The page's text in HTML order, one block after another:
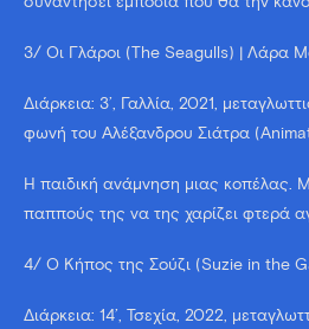
3/ Οι Γλάροι (The Seagulls) | Λάρα
Διάρκεια: 3’, Γαλλία, 2021,
φωνή του Αλέξανδρου Σιάτρα
Η παιδική ανάμνηση μιας κοπέλας.
παππούς της να της χαρίζει φτερά
4/ Ο Κήπος της Σούζι (Suzie in the
Διάρκεια: 14’, Τσεχία, 2022,